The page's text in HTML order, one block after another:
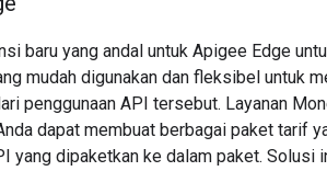
baru yang andal untuk Apigee Edge
mudah digunakan dan fleksibel untuk
penggunaan API tersebut. Layanan
dapat membuat berbagai paket tarif
yang dipaketkan ke dalam paket. Solusi